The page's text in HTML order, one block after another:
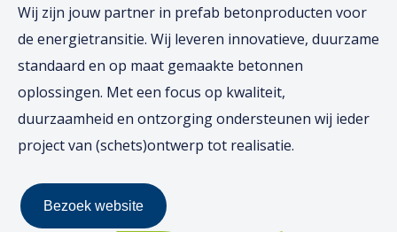
Wij zijn jouw partner in prefab betonproducten voor
de energietransitie. Wij leveren innovatieve, duurzame
standaard en op maat gemaakte betonnen
oplossingen. Met een focus op kwaliteit,
duurzaamheid en ontzorging ondersteunen wij ieder
project van (schets)ontwerp tot realisatie.
Bezoek website